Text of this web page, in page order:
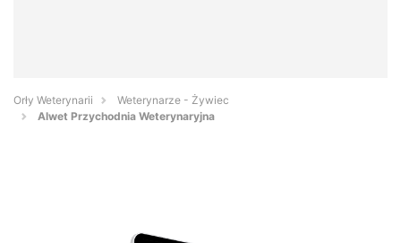
Orły Weterynarii
Weterynarze - Żywiec
Alwet Przychodnia Weterynaryjna